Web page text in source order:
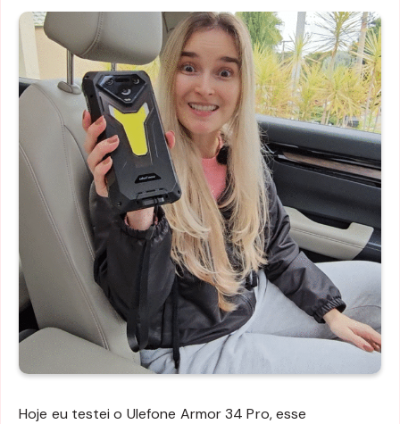
Hoje eu testei o Ulefone Armor 34 Pro, esse